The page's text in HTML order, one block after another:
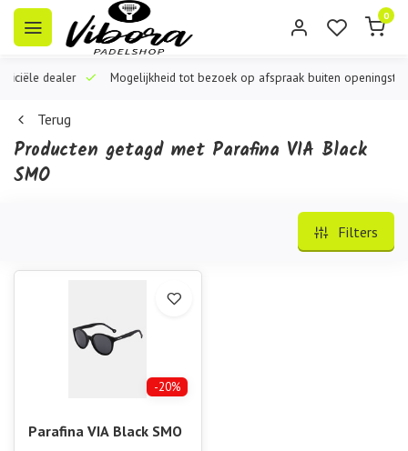
0
dealer Mogelijkheid tot bezoek op afspraak buiten openingstijden
Terug
Producten getagd met Parafina VIA Black
SMO
Filters
-20%
Parafina VIA Black SMO